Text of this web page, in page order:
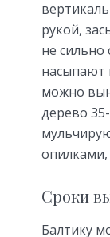
рукой,
не сильно
насыпают
можно
дерево
Сроки
Балтику